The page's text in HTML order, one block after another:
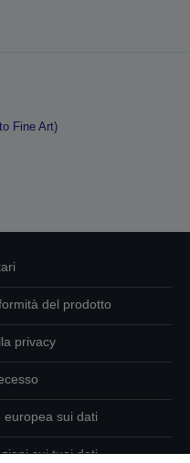
Fine Art)
del prodotto
privacy
sui dati
sui tuoi dati